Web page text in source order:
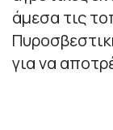
άμεσα τις
για να